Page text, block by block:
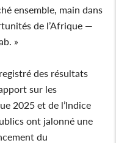
ensemble, main dans
de l’Afrique —
»
des résultats
sur les
2025 et de l’Indice
ont jalonné une
du